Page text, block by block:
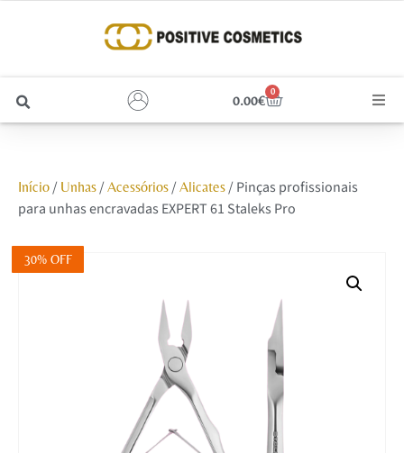
0.00€
0
Unhas
Início/ Unhas/ Acessórios/ Alicates/ Pinças profissionais
para unhas encravadas EXPERT 61 Staleks Pro
30% OFF